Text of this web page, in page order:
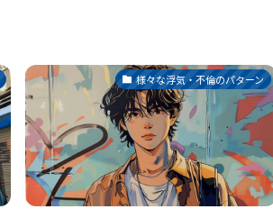
様々な浮気・不倫のパターン